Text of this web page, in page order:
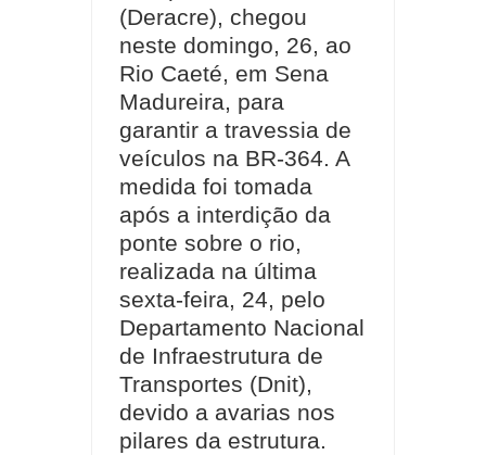
(Deracre), chegou
neste domingo, 26, ao
Rio Caeté, em Sena
Madureira, para
garantir a travessia de
veículos na BR-364. A
medida foi tomada
após a interdição da
ponte sobre o rio,
realizada na última
sexta-feira, 24, pelo
Departamento Nacional
de Infraestrutura de
Transportes (Dnit),
devido a avarias nos
pilares da estrutura.